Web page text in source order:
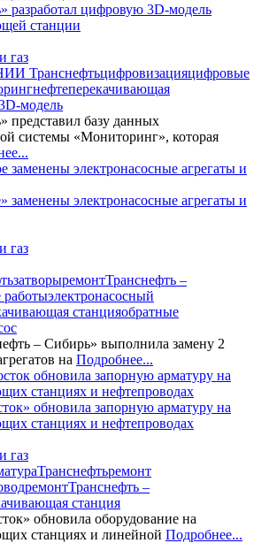
разработал цифровую 3D-модель
станции
газ
Транснефтьцифровизацияцифровые
нефтеперекачивающая
модель
представил базу данных
системы «Мониторинг», которая
электронасосные агрегаты и
газ
затворыремонтТранснефть –
работыэлектронасосный
станцияобратные
– Сибирь» выполнила замену 2
на Подробнее...
обновила запорную арматуру на
станциях и нефтепроводах
газ
Транснефтьремонт
ремонтТранснефть –
станция
обновила оборудование на
станциях и линейной Подробнее...